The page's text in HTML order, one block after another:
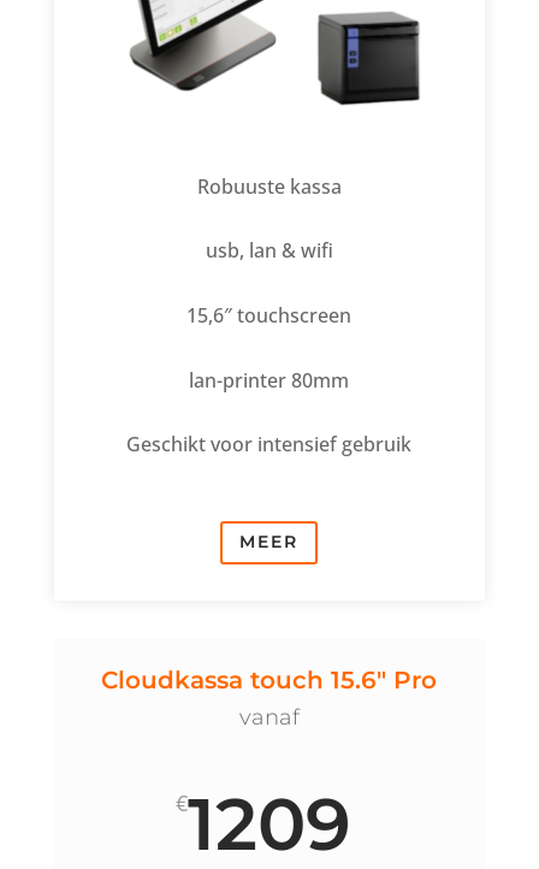
Robuuste kassa
usb, lan & wifi
15,6″ touchscreen
lan-printer 80mm
Geschikt voor intensief gebruik
MEER
Cloudkassa touch 15.6" Pro
vanaf
€1209